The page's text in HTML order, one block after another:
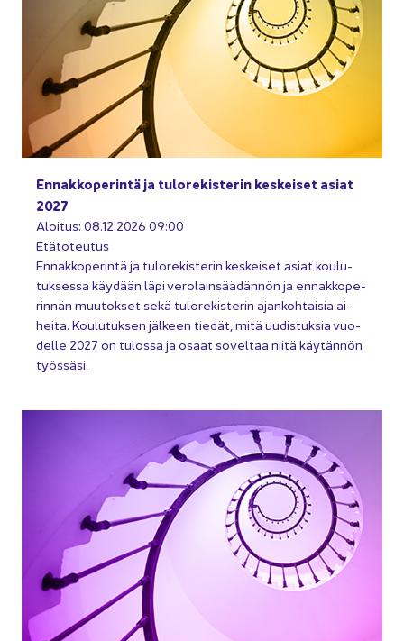
En­nak­ko­pe­rin­tä ja tu­lo­re­kis­te­rin kes­kei­set asiat
2027
Aloi­tus: 08.12.2026 09:00
Etä­to­teu­tus
En­nak­ko­pe­rin­tä ja tu­lo­re­kis­te­rin kes­kei­set asiat kou­lu­
tuk­ses­sa käy­dään läpi ve­ro­lain­sää­dän­nön ja en­nak­ko­pe­
rin­nän muu­tok­set sekä tu­lo­re­kis­te­rin ajan­koh­tai­sia ai­
hei­ta. Kou­lu­tuk­sen jäl­keen tie­dät, mitä uu­dis­tuk­sia vuo­
del­le 2027 on tu­los­sa ja osaat so­vel­taa niitä käy­tän­nön
työs­sä­si.